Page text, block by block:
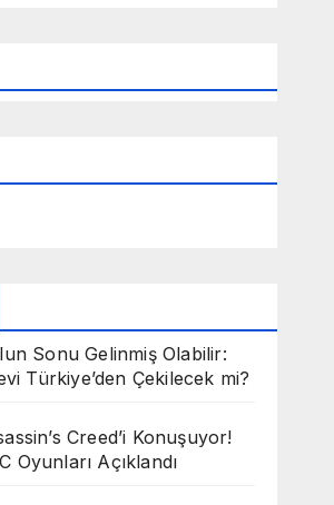
Sonu Gelinmiş Olabilir:
Türkiye’den Çekilecek mi?
Creed’i Konuşuyor!
Oyunları Açıklandı